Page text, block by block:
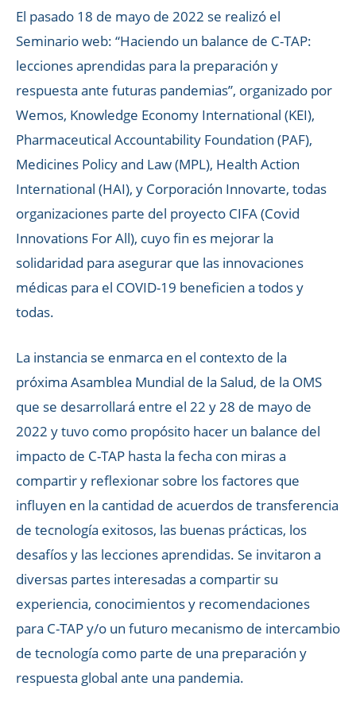
El pasado 18 de mayo de 2022 se realizó el
Seminario web: “Haciendo un balance de C-TAP:
lecciones aprendidas para la preparación y
respuesta ante futuras pandemias”, organizado por
Wemos, Knowledge Economy International (KEI),
Pharmaceutical Accountability Foundation (PAF),
Medicines Policy and Law (MPL), Health Action
International (HAI), y Corporación Innovarte, todas
organizaciones parte del proyecto CIFA (Covid
Innovations For All), cuyo fin es mejorar la
solidaridad para asegurar que las innovaciones
médicas para el COVID-19 beneficien a todos y
todas.
La instancia se enmarca en el contexto de la
próxima Asamblea Mundial de la Salud, de la OMS
que se desarrollará entre el 22 y 28 de mayo de
2022 y tuvo como propósito hacer un balance del
impacto de C-TAP hasta la fecha con miras a
compartir y reflexionar sobre los factores que
influyen en la cantidad de acuerdos de transferencia
de tecnología exitosos, las buenas prácticas, los
desafíos y las lecciones aprendidas. Se invitaron a
diversas partes interesadas a compartir su
experiencia, conocimientos y recomendaciones
para C-TAP y/o un futuro mecanismo de intercambio
de tecnología como parte de una preparación y
respuesta global ante una pandemia.